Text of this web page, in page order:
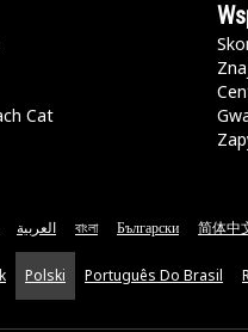
Cat
العربية বাংলা Български 简体中
Polski Português Do Brasil